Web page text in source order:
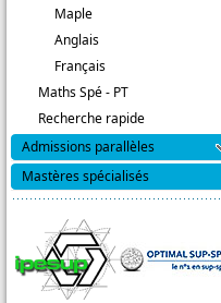
Maple
Anglais
Français
Maths Spé - PT
Recherche rapide
Admissions parallèles
Mastères spécialisés